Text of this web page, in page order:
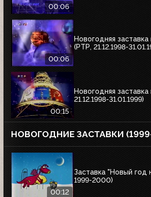
00:06
00:06
Новогодняя
(РТР, 21.12.1998-
00:15
Новогодняя заставка
21.12.1998-31.01.1999)
НОВОГОДНИЕ ЗАСТАВКИ
00:12
Заставка "Новый год
1999-2000)